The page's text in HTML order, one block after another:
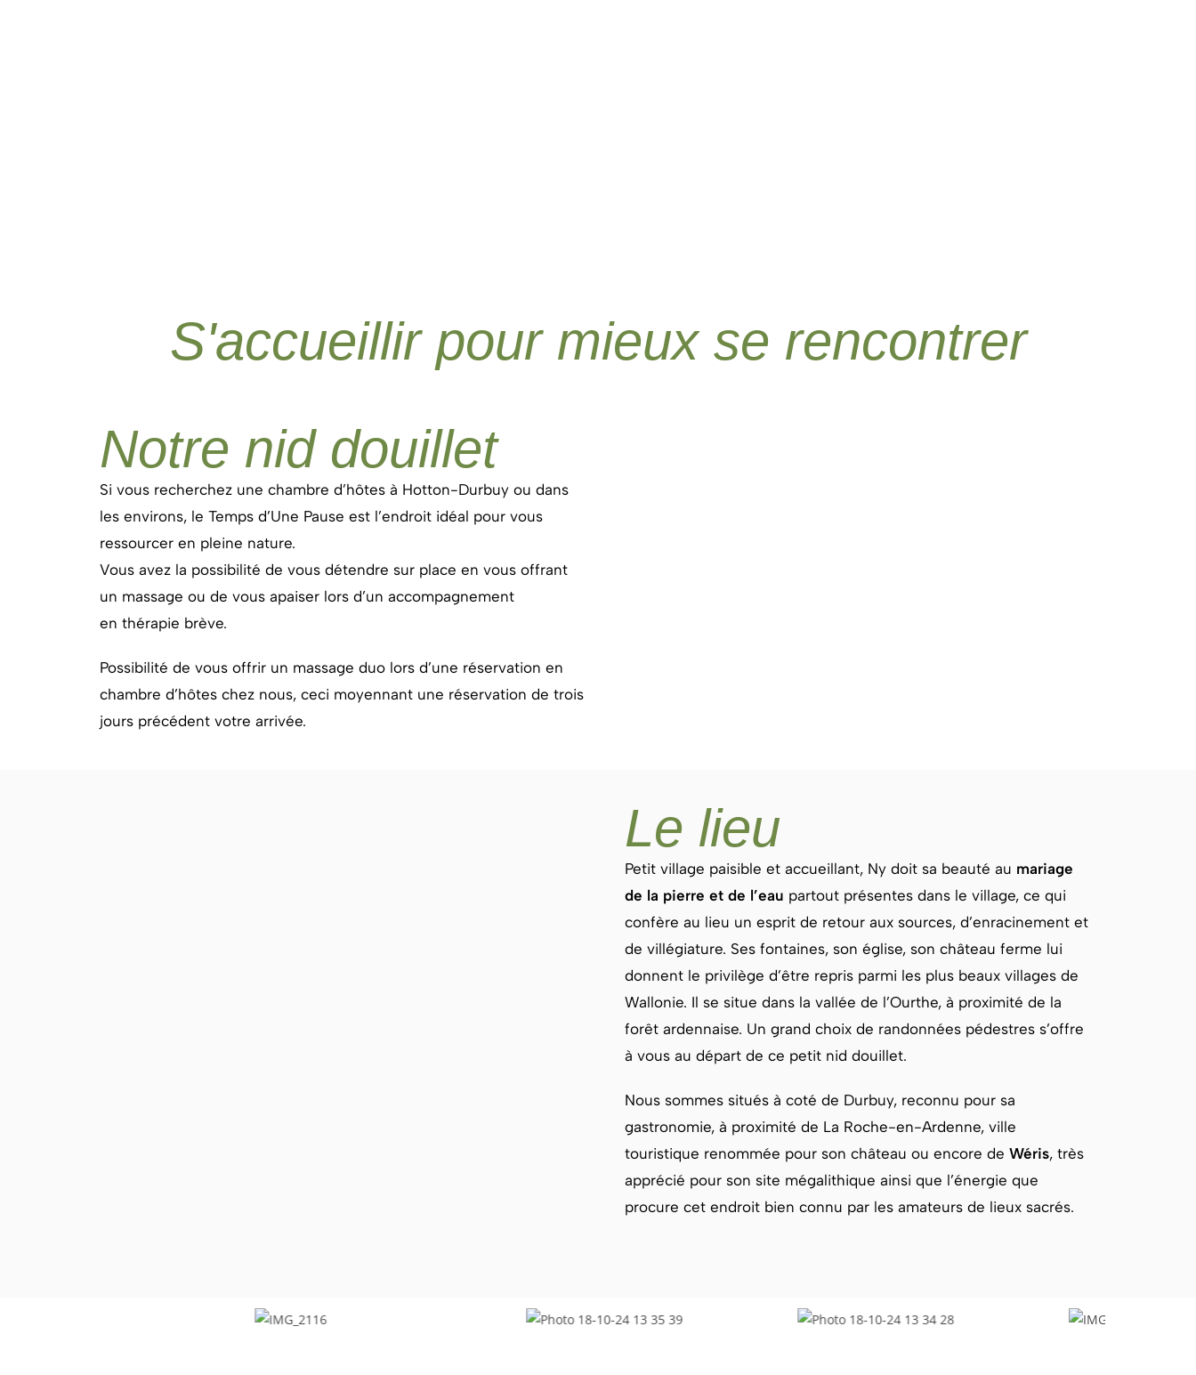
S'accueillir pour mieux se rencontrer
Notre nid douillet
Si vous recherchez une chambre d’hôtes à Hotton-Durbuy ou dans
les environs, le Temps d’Une Pause est l’endroit idéal pour vous
ressourcer en pleine nature.
Vous avez la possibilité de vous détendre sur place en vous offrant
un massage ou de vous apaiser lors d’un accompagnement
en thérapie brève.
Possibilité de vous offrir un massage duo lors d’une réservation en
chambre d’hôtes chez nous, ceci moyennant une réservation de trois
jours précédent votre arrivée.
Le lieu
Petit village paisible et accueillant, Ny doit sa beauté au mariage
de la pierre et de l’eau partout présentes dans le village, ce qui
confère au lieu un esprit de retour aux sources, d’enracinement et
de villégiature. Ses fontaines, son église, son château ferme lui
donnent le privilège d’être repris parmi les plus beaux villages de
Wallonie. Il se situe dans la vallée de l’Ourthe, à proximité de la
forêt ardennaise. Un grand choix de randonnées pédestres s’offre
à vous au départ de ce petit nid douillet.
Nous sommes situés à coté de Durbuy, reconnu pour sa
gastronomie, à proximité de La Roche-en-Ardenne, ville
touristique renommée pour son château ou encore de Wéris, très
apprécié pour son site mégalithique ainsi que l’énergie que
procure cet endroit bien connu par les amateurs de lieux sacrés.